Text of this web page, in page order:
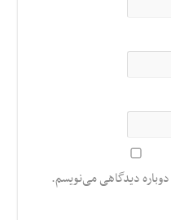
دیدگاهی می‌نویسم.